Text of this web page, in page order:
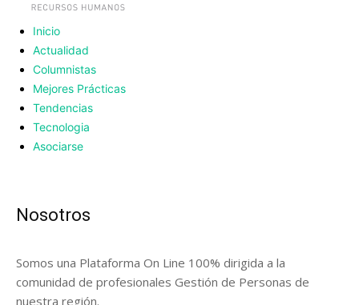
Inicio
Actualidad
Columnistas
Mejores Prácticas
Tendencias
Tecnologia
Asociarse
Nosotros
Somos una Plataforma On Line 100% dirigida a la
comunidad de profesionales Gestión de Personas de
nuestra región.